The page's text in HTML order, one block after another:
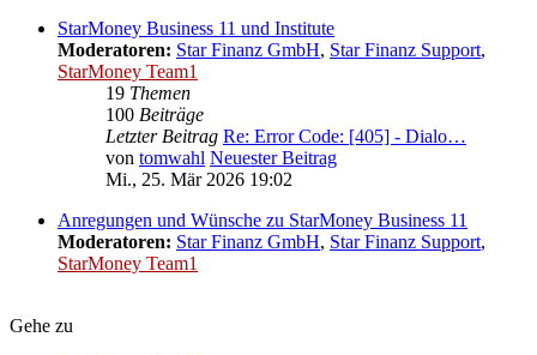
StarMoney Business 11 und Institute
Moderatoren: Star Finanz GmbH, Star Finanz Support,
StarMoney Team1
19 Themen
100 Beiträge
Letzter Beitrag Re: Error Code: [405] - Dialo…
von tomwahl Neuester Beitrag
Mi., 25. Mär 2026 19:02
Anregungen und Wünsche zu StarMoney Business 11
Moderatoren: Star Finanz GmbH, Star Finanz Support,
StarMoney Team1
Gehe zu